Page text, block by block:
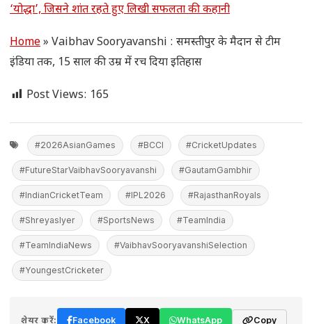
‘योद्धा’, जिसने शांत रहते हुए लिखी सफलता की कहानी
Home» Vaibhav Sooryavanshi : समस्तीपुर के मैदान से टीम
इंडिया तक, 15 साल की उम्र में रच दिया इतिहास
Post Views: 165
#2026AsianGames #BCCI #CricketUpdates
#FutureStarVaibhavSooryavanshi #GautamGambhir
#IndianCricketTeam #IPL2026 #RajasthanRoyals
#ShreyasIyer #SportsNews #TeamIndia
#TeamIndiaNews #VaibhavSooryavanshiSelection
#YoungestCricketer
शेयर करें: Facebook X WhatsApp Copy